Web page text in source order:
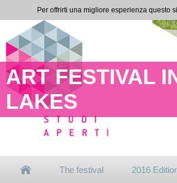
ART FESTIVAL
LAKES
The festival 2016
Per offrirti una migliore esperienza questo